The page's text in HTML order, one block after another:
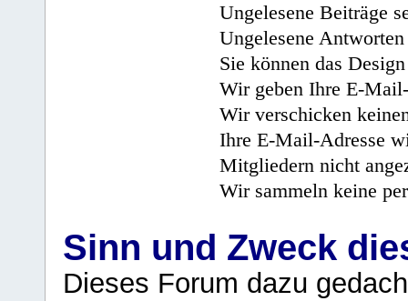
Ungelesene Beiträge
Ungelesene
Sie können das
Wir geben Ihre E-
Wir verschicken
Ihre E-Mail-Adresse
Mitgliedern nicht
Wir sammeln keine
Sinn und Zweck
Dieses Forum dazu